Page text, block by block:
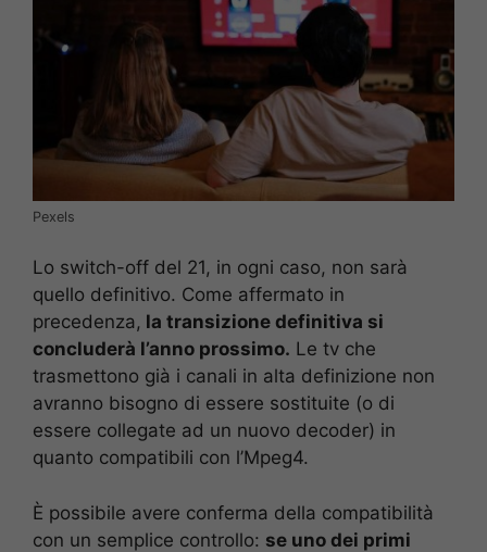
Pexels
Lo switch-off del 21, in ogni caso, non sarà
quello definitivo. Come affermato in
precedenza, la transizione definitiva si
concluderà l’anno prossimo. Le tv che
trasmettono già i canali in alta definizione non
avranno bisogno di essere sostituite (o di
essere collegate ad un nuovo decoder) in
quanto compatibili con l’Mpeg4.
È possibile avere conferma della compatibilità
con un semplice controllo: se uno dei primi